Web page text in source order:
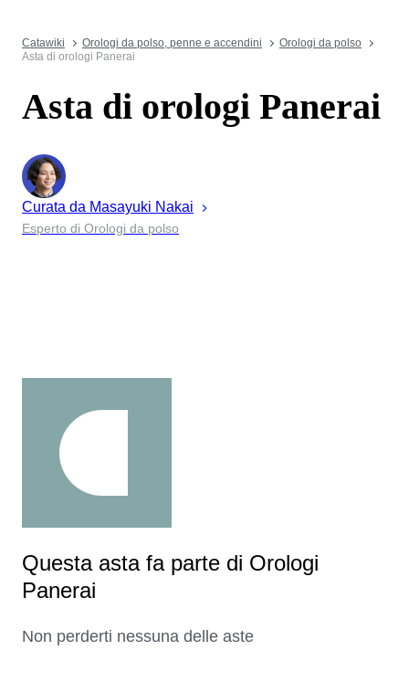
Catawiki Orologi da polso, penne e accendini
Orologi da polso
Asta di orologi Panerai
Asta di orologi Panerai
Curata da Masayuki Nakai
Esperto di Orologi da polso
Questa asta fa parte di Orologi
Panerai
Non perderti nessuna delle aste